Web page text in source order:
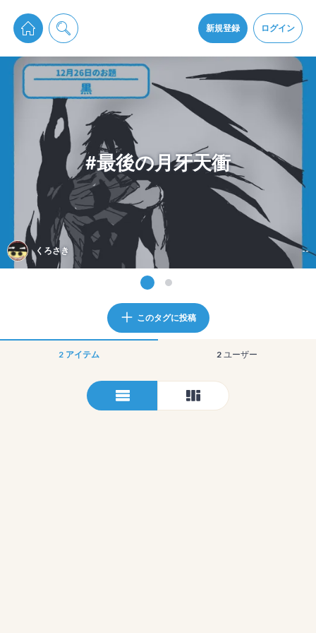
新規登録 ログイン
pixiv Sketchは2024年5月28日付で プライパシーポリシーを改定しました。
通知を受け取るにはここをクリックします
pixiv Sketchアプリでさらに快適に！
アプリをインストール
#最後の月牙天衝
くろさき --
このタグに投稿
2 アイテム 2 ユーザー